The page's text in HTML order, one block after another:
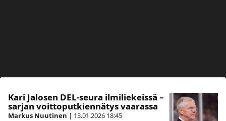
Kari Jalosen DEL-seura ilmiliekeissä –
sarjan voittoputkiennätys vaarassa
Markus Nuutinen | 13.01.2026 18:45